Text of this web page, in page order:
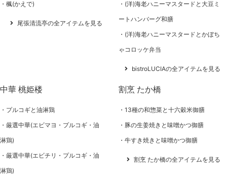
楓(かえで)
尾張清流亭の全アイテムを見る
(洋)海老ハニーマスタードと大豆ミ
ートハンバーグ和膳
(洋)海老ハニーマスタードとかぼち
ゃコロッケ弁当
bistroLUCIAの全アイテムを見る
中華 桃姫楼
プルコギと油淋鶏
厳選中華(エビマヨ・プルコギ・油
淋鶏)
厳選中華(エビチリ・プルコギ・油
淋鶏)
割烹 たか橋
13種の和惣菜と十六穀米御膳
豚の生姜焼きと味噌かつ御膳
牛すき焼きと味噌かつ御膳
割烹 たか橋の全アイテムを見る